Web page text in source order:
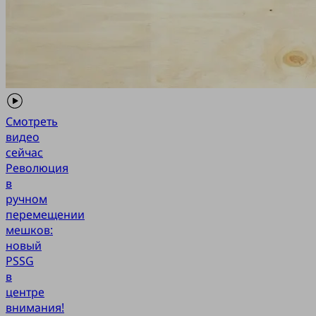
Смотреть
видео
сейчас
Революция
в
ручном
перемещении
мешков:
новый
PSSG
в
центре
внимания!